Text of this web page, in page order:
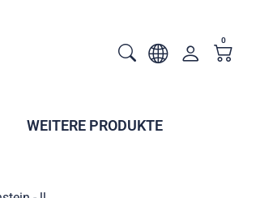
0
WEITERE PRODUKTE